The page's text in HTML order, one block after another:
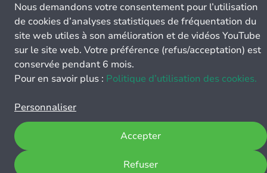
Nous demandons votre consentement pour l’utilisation
de cookies d’analyses statistiques de fréquentation du
site web utiles à son amélioration et de vidéos YouTube
sur le site web. Votre préférence (refus/acceptation) est
conservée pendant 6 mois.
Pour en savoir plus : Politique d’utilisation des cookies.
Personnaliser
Refuser
Accepter